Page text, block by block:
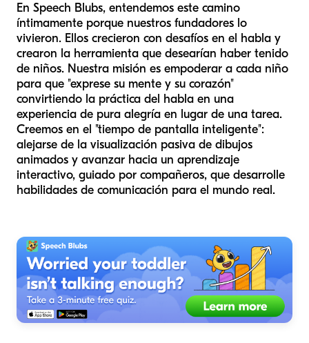
En Speech Blubs, entendemos este camino
íntimamente porque nuestros fundadores lo
vivieron. Ellos crecieron con desafíos en el habla y
crearon la herramienta que desearían haber tenido
de niños. Nuestra misión es empoderar a cada niño
para que "exprese su mente y su corazón"
convirtiendo la práctica del habla en una
experiencia de pura alegría en lugar de una tarea.
Creemos en el "tiempo de pantalla inteligente":
alejarse de la visualización pasiva de dibujos
animados y avanzar hacia un aprendizaje
interactivo, guiado por compañeros, que desarrolle
habilidades de comunicación para el mundo real.